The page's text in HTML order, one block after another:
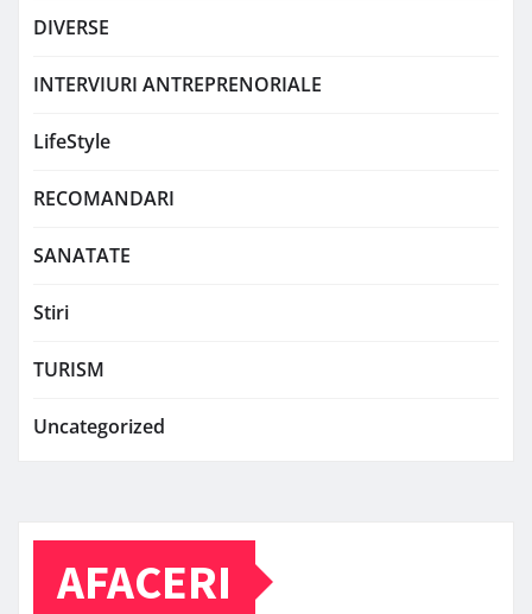
DIVERSE
INTERVIURI ANTREPRENORIALE
LifeStyle
RECOMANDARI
SANATATE
Stiri
TURISM
Uncategorized
AFACERI